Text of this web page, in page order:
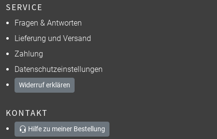
SERVICE
Fragen & Antworten
Lieferung und Versand
Zahlung
Datenschutzeinstellungen
Widerruf erklären
KONTAKT
Hilfe zu meiner Bestellung